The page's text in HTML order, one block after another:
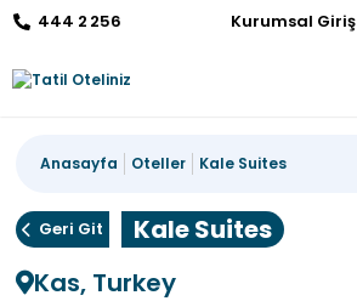
444 2 256 Kurumsal Giriş
Anasayfa Oteller Kale Suites
Geri Git
Kale Suites
Kas, Turkey